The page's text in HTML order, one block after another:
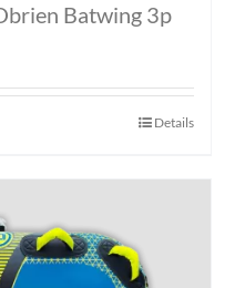
Batwing 3p
Details